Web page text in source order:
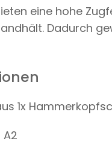
eine hohe
Dadurch
1x